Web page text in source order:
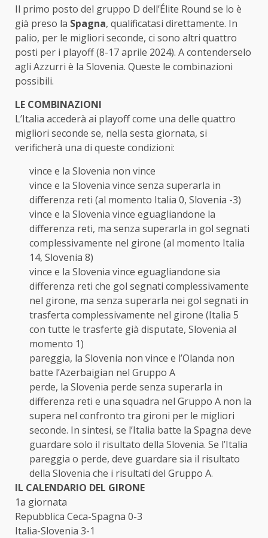
Il primo posto del gruppo D dell’Élite Round se lo è
già preso la Spagna, qualificatasi direttamente. In
palio, per le migliori seconde, ci sono altri quattro
posti per i playoff (8-17 aprile 2024). A contenderselo
agli Azzurri è la Slovenia. Queste le combinazioni
possibili.
LE COMBINAZIONI
L’Italia accederà ai playoff come una delle quattro
migliori seconde se, nella sesta giornata, si
verificherà una di queste condizioni:
vince e la Slovenia non vince
vince e la Slovenia vince senza superarla in
differenza reti (al momento Italia 0, Slovenia -3)
vince e la Slovenia vince eguagliandone la
differenza reti, ma senza superarla in gol segnati
complessivamente nel girone (al momento Italia
14, Slovenia 8)
vince e la Slovenia vince eguagliandone sia
differenza reti che gol segnati complessivamente
nel girone, ma senza superarla nei gol segnati in
trasferta complessivamente nel girone (Italia 5
con tutte le trasferte già disputate, Slovenia al
momento 1)
pareggia, la Slovenia non vince e l’Olanda non
batte l’Azerbaigian nel Gruppo A
perde, la Slovenia perde senza superarla in
differenza reti e una squadra nel Gruppo A non la
supera nel confronto tra gironi per le migliori
seconde. In sintesi, se l’Italia batte la Spagna deve
guardare solo il risultato della Slovenia. Se l’Italia
pareggia o perde, deve guardare sia il risultato
della Slovenia che i risultati del Gruppo A.
IL CALENDARIO DEL GIRONE
1a giornata
Repubblica Ceca-Spagna 0-3
Italia-Slovenia 3-1